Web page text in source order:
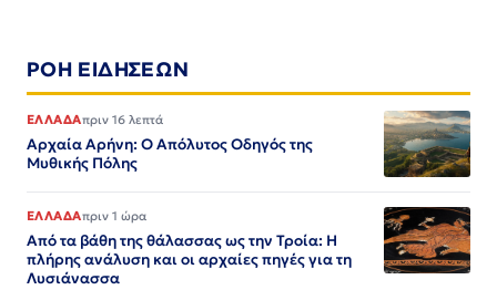
ΡΟΗ ΕΙΔΗΣΕΩΝ
ΕΛΛΑΔΑπριν 16 λεπτά
Αρχαία Αρήνη: Ο Απόλυτος Οδηγός της
Μυθικής Πόλης
ΕΛΛΑΔΑπριν 1 ώρα
Από τα βάθη της θάλασσας ως την Τροία: Η
πλήρης ανάλυση και οι αρχαίες πηγές για τη
Λυσιάνασσα